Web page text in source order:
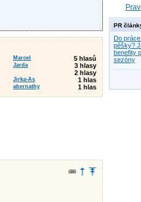
Marcel
5 hlasů
Jarda
3 hlasy
2 hlasy
Jirka-As
1 hlas
abernathy 1 hlas
PR
Do
pěšky?
benefity
sezóny